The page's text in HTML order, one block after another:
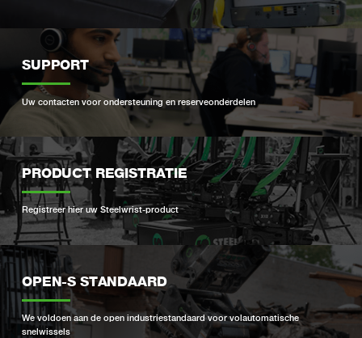
SUPPORT
Uw contacten voor ondersteuning en reserveonderdelen
PRODUCT REGISTRATIE
Registreer hier uw Steelwrist-product
OPEN-S STANDAARD
We voldoen aan de open industriestandaard voor volautomatische
snelwissels